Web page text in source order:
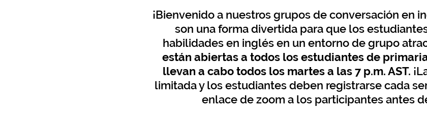
¡Bienvenido a nuestros grupos de conversación en
son una forma divertida para que los
habilidades en inglés en un entorno de grupo
están abiertas a todos los estudiantes de
llevan a cabo todos los martes a las 7 p.m. AST.
limitada y los estudiantes deben registrarse cada
enlace de zoom a los participantes antes